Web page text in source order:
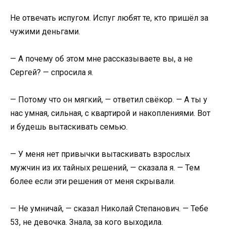
Не отвечать испугом. Испуг любят те, кто пришёл за
чужими деньгами.
— А почему об этом мне рассказываете вы, а не
Сергей? — спросила я.
— Потому что он мягкий, — ответил свёкор. — А ты у
нас умная, сильная, с квартирой и накоплениями. Вот
и будешь вытаскивать семью.
— У меня нет привычки вытаскивать взрослых
мужчин из их тайных решений, — сказала я. — Тем
более если эти решения от меня скрывали.
— Не умничай, — сказал Николай Степанович. — Тебе
53, не девочка. Знала, за кого выходила.